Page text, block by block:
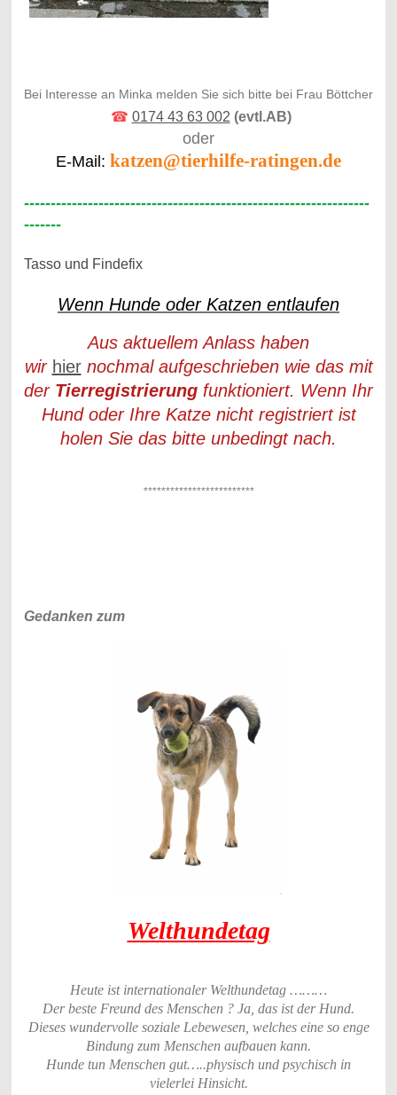
Bei Interesse an Minka melden Sie sich bitte bei Frau Böttcher
☎ 0174 43 63 002 (evtl.AB)
oder
E-Mail: katzen@tierhilfe-ratingen.de
-----------------------------------------------------------------
-------
Tasso und Findefix
Wenn Hunde oder Katzen entlaufen
Aus aktuellem Anlass haben
wir hier nochmal aufgeschrieben wie das mit
der Tierregistrierung funktioniert. Wenn Ihr
Hund oder Ihre Katze nicht registriert ist
holen Sie das bitte unbedingt nach.
*************************
Gedanken zum
Welthundetag
Heute ist internationaler Welthundetag ………
Der beste Freund des Menschen ? Ja, das ist der Hund.
Dieses wundervolle soziale Lebewesen, welches eine so enge
Bindung zum Menschen aufbauen kann.
Hunde tun Menschen gut…..physisch und psychisch in
vielerlei Hinsicht.